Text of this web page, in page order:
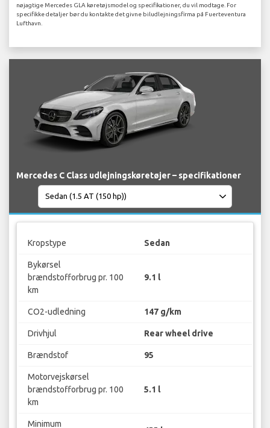
nøjagtige Mercedes GLA køretøjsmodel og specifikationer, du vil modtage. For
specifikke detaljer bør du kontakte det givne biludlejningsfirma på Fuerteventura
Lufthavn.
Mercedes C Class udlejningskøretøjer – specifikationer
Kropstype Sedan
Bykørsel
brændstofforbrug pr. 100
km
9.1 l
CO2-udledning 147 g/km
Drivhjul Rear wheel drive
Brændstof 95
Motorvejskørsel
brændstofforbrug pr. 100
km
5.1 l
Minimum